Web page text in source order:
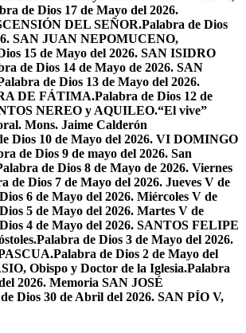
de Dios 17 de Mayo del 2026.
DEL SEÑOR.Palabra de Dios
SAN JUAN NEPOMUCENO,
15 de Mayo del 2026. SAN ISIDRO
de Dios 14 de Mayo de 2026. SAN
de Dios 13 de Mayo del 2026.
DE FÁTIMA.Palabra de Dios 12 de
NEREO y AQUILEO.“El vive”
Mons. Jaime Calderón
Dios 10 de Mayo del 2026. VI DOMINGO
de Dios 9 de mayo del 2026. San
de Dios 8 de Mayo de 2026. Viernes
de Dios 7 de Mayo del 2026. Jueves V de
6 de Mayo del 2026. Miércoles V de
5 de Mayo del 2026. Martes V de
4 de Mayo del 2026. SANTOS FELIPE
Palabra de Dios 3 de Mayo del 2026.
Palabra de Dios 2 de Mayo del
Obispo y Doctor de la Iglesia.Palabra
2026. Memoria SAN JOSÉ
Dios 30 de Abril del 2026. SAN PÍO V,